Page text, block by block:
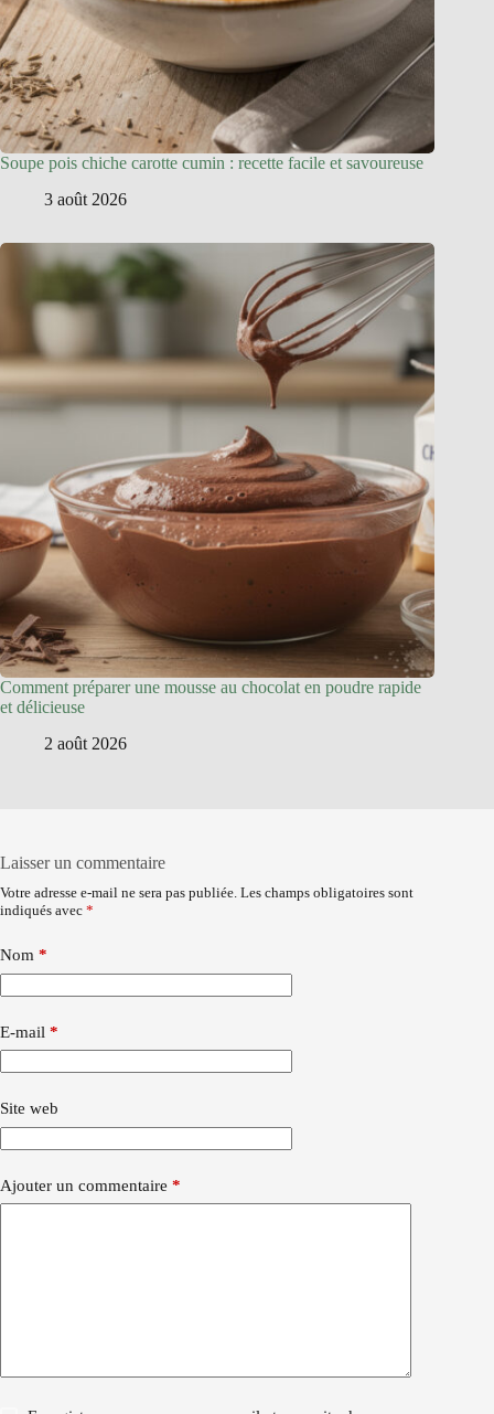
Soupe pois chiche carotte cumin : recette facile et savoureuse
3 août 2026
Comment préparer une mousse au chocolat en poudre rapide
et délicieuse
2 août 2026
Laisser un commentaire
Votre adresse e-mail ne sera pas publiée. Les champs obligatoires sont
indiqués avec *
Nom *
E-mail *
Site web
Ajouter un commentaire *